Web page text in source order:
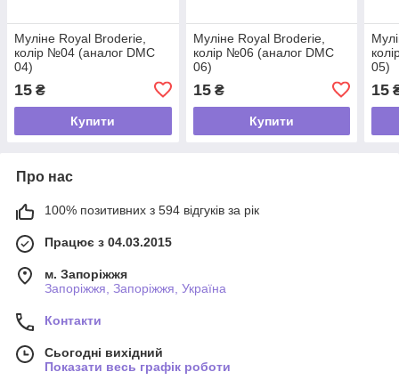
Муліне Royal Broderie,
колір №04 (аналог DMC
04)
15 ₴
Купити
Муліне Royal Broderie,
колір №06 (аналог DMC
06)
15₴
Купити
05)
15
Про нас
100% позитивних з 594 відгуків за рік
Працює з 04.03.2015
м. Запоріжжя
Запоріжжя, Запоріжжя, Україна
Контакти
Сьогодні вихідний
Показати весь графік роботи